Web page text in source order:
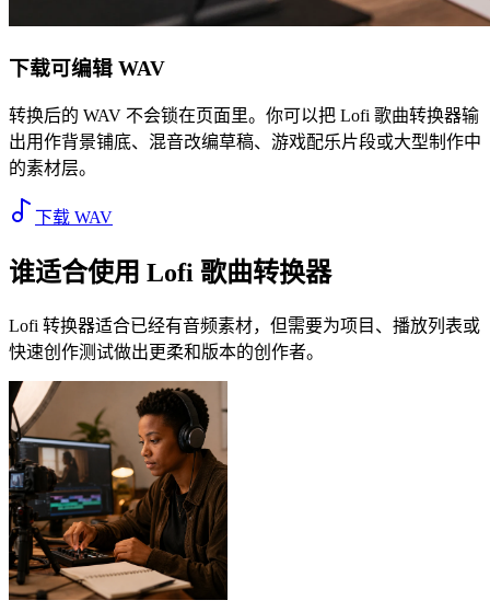
下载可编辑 WAV
转换后的 WAV 不会锁在页面里。你可以把 Lofi 歌曲转换器输
出用作背景铺底、混音改编草稿、游戏配乐片段或大型制作中
的素材层。
下载 WAV
谁适合使用 Lofi 歌曲转换器
Lofi 转换器适合已经有音频素材，但需要为项目、播放列表或
快速创作测试做出更柔和版本的创作者。